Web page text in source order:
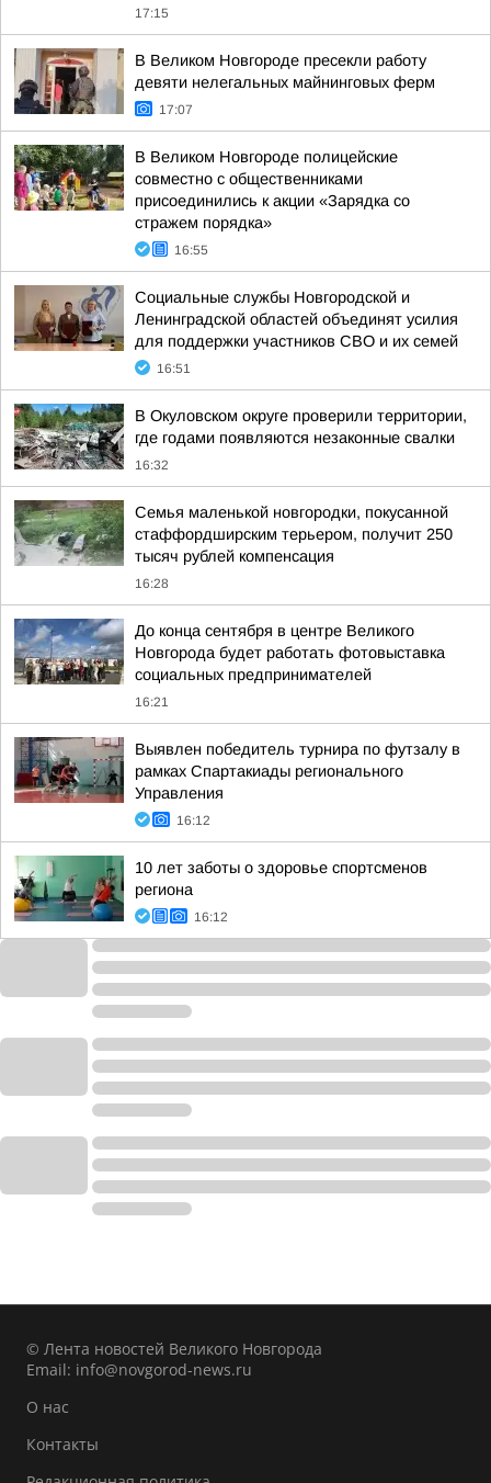
17:15
В Великом Новгороде пресекли работу
девяти нелегальных майнинговых ферм
17:07
В Великом Новгороде полицейские
совместно с общественниками
присоединились к акции «Зарядка со
стражем порядка»
16:55
Социальные службы Новгородской и
Ленинградской областей объединят усилия
для поддержки участников СВО и их семей
16:51
В Окуловском округе проверили территории,
где годами появляются незаконные свалки
16:32
Семья маленькой новгородки, покусанной
стаффордширским терьером, получит 250
тысяч рублей компенсация
16:28
До конца сентября в центре Великого
Новгорода будет работать фотовыставка
социальных предпринимателей
16:21
Выявлен победитель турнира по футзалу в
рамках Спартакиады регионального
Управления
16:12
10 лет заботы о здоровье спортсменов
региона
16:12
© Лента новостей Великого Новгорода
Email: info@novgorod-news.ru
О нас
Контакты